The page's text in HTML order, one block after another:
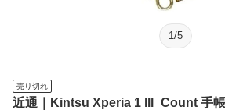
1 /5
売り切れ
近通｜Kintsu Xperia 1 lll_Count 手